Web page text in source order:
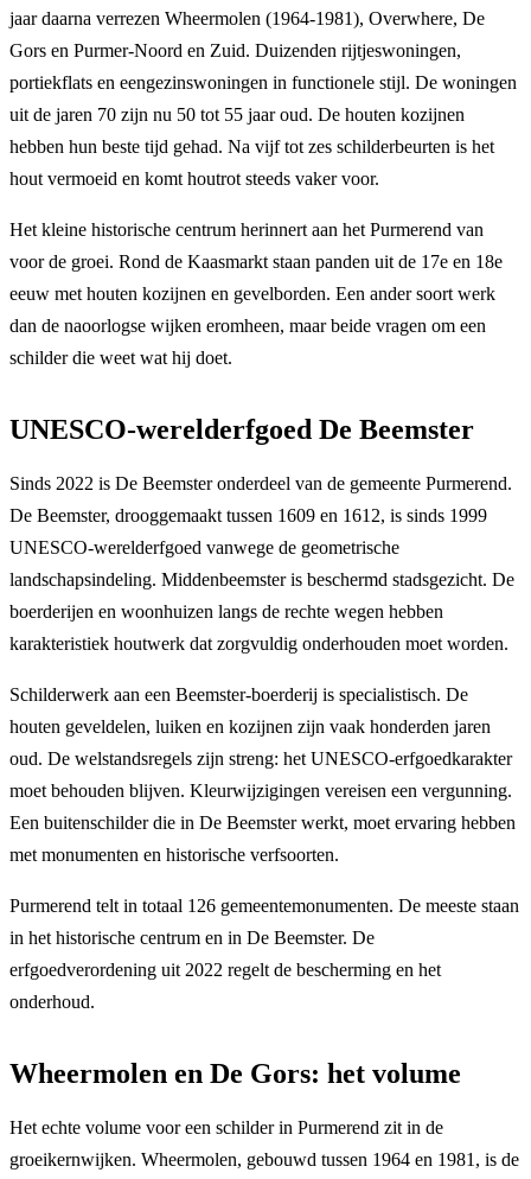
jaar daarna verrezen Wheermolen (1964-1981), Overwhere, De
Gors en Purmer-Noord en Zuid. Duizenden rijtjeswoningen,
portiekflats en eengezinswoningen in functionele stijl. De woningen
uit de jaren 70 zijn nu 50 tot 55 jaar oud. De houten kozijnen
hebben hun beste tijd gehad. Na vijf tot zes schilderbeurten is het
hout vermoeid en komt houtrot steeds vaker voor.
Het kleine historische centrum herinnert aan het Purmerend van
voor de groei. Rond de Kaasmarkt staan panden uit de 17e en 18e
eeuw met houten kozijnen en gevelborden. Een ander soort werk
dan de naoorlogse wijken eromheen, maar beide vragen om een
schilder die weet wat hij doet.
UNESCO-werelderfgoed De Beemster
Sinds 2022 is De Beemster onderdeel van de gemeente Purmerend.
De Beemster, drooggemaakt tussen 1609 en 1612, is sinds 1999
UNESCO-werelderfgoed vanwege de geometrische
landschapsindeling. Middenbeemster is beschermd stadsgezicht. De
boerderijen en woonhuizen langs de rechte wegen hebben
karakteristiek houtwerk dat zorgvuldig onderhouden moet worden.
Schilderwerk aan een Beemster-boerderij is specialistisch. De
houten geveldelen, luiken en kozijnen zijn vaak honderden jaren
oud. De welstandsregels zijn streng: het UNESCO-erfgoedkarakter
moet behouden blijven. Kleurwijzigingen vereisen een vergunning.
Een buitenschilder die in De Beemster werkt, moet ervaring hebben
met monumenten en historische verfsoorten.
Purmerend telt in totaal 126 gemeentemonumenten. De meeste staan
in het historische centrum en in De Beemster. De
erfgoedverordening uit 2022 regelt de bescherming en het
onderhoud.
Wheermolen en De Gors: het volume
Het echte volume voor een schilder in Purmerend zit in de
groeikernwijken. Wheermolen, gebouwd tussen 1964 en 1981, is de